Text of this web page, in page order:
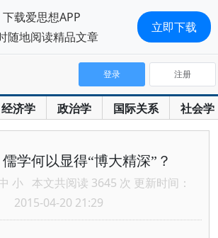
经济学 政治学 国际关系 社会学
登录 注册
学何以显得“博大精深”？
小 本文共阅读 3645 次 更新时间：
2015-04-20 21:29
下载爱思想APP
随地阅读精品文章
立即下载